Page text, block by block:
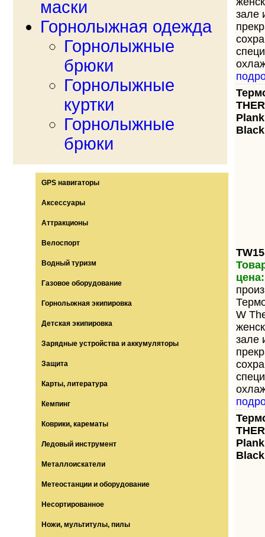
маски
Горнолыжная одежда
Горнолыжные
брюки
Горнолыжные
куртки
Горнолыжные
брюки
GPS навигаторы
Аксессуары
Аттракционы
Велоспорт
Водный туризм
Газовое оборудование
Горнолыжная экипировка
Детская экипировка
Зарядные устройства и аккумуляторы
Защита
Карты, литература
Кемпинг
Коврики, карематы
Ледовый инструмент
Металлоискатели
Метеостанции и оборудование
Несортированное
Ножи, мультитулы, пилы
зале
W
зале